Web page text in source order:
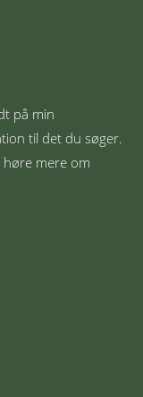
på min
til det du søger.
høre mere om